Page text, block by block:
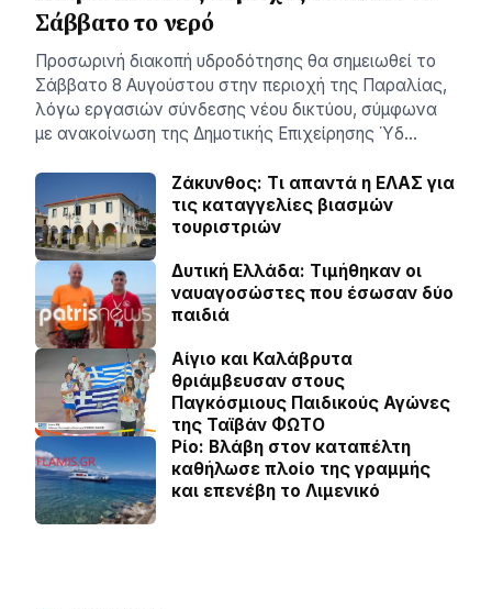
Σάββατο το νερό
Προσωρινή διακοπή υδροδότησης θα σημειωθεί το
Σάββατο 8 Αυγούστου στην περιοχή της Παραλίας,
λόγω εργασιών σύνδεσης νέου δικτύου, σύμφωνα
με ανακοίνωση της Δημοτικής Επιχείρησης Ύδ…
Ζάκυνθος: Τι απαντά η ΕΛΑΣ για
τις καταγγελίες βιασμών
τουριστριών
Δυτική Ελλάδα: Τιµήθηκαν οι
ναυαγοσώστες που έσωσαν δύο
παιδιά
Αίγιο και Καλάβρυτα
θριάμβευσαν στους
Παγκόσμιους Παιδικούς Αγώνες
της Ταϊβάν ΦΩΤΟ
Ρίο: Βλάβη στον καταπέλτη
καθήλωσε πλοίο της γραμμής
και επενέβη το Λιμενικό